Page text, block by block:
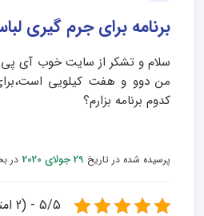
برنامه برای جرم گیری
سلام و تشکر از سایت خوب آی پی
من دوو و هفت کیلویی
کدوم برنامه بزارم؟
پرسیده شده در تاریخ 29 جولای 2020 در
5/5 - (2 امتیاز)